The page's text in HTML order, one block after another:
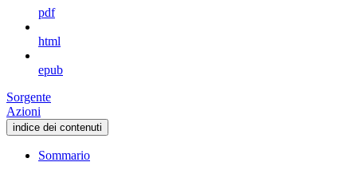
pdf
html
epub
Sorgente
Azioni
indice dei contenuti
Sommario